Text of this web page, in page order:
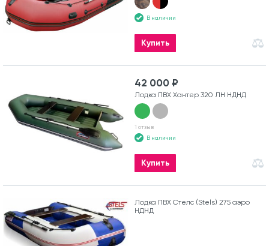
В наличии
Купить
42 000 ₽
Лодка ПВХ Хантер 320 ЛН НДНД
1 отзыв
В наличии
Купить
Лодка ПВХ Стелс (Stels) 275 аэро
НДНД